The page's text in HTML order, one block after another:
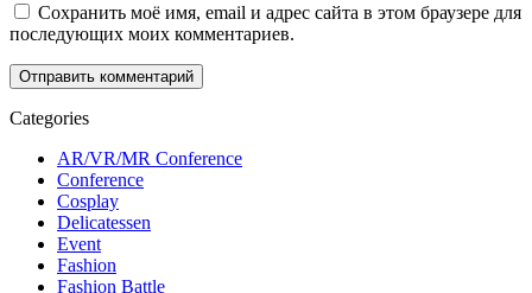
Сохранить моё имя, email и адрес сайта в этом браузере для
последующих моих комментариев.
Categories
AR/VR/MR Conference
Conference
Cosplay
Delicatessen
Event
Fashion
Fashion Battle